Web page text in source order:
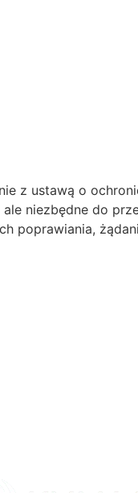
z ustawą o
niezbędne do
poprawiania,